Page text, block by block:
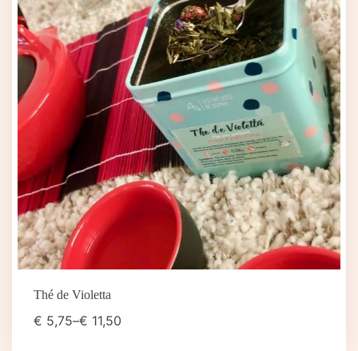
Thé de Violetta
€ 5,75–€ 11,50